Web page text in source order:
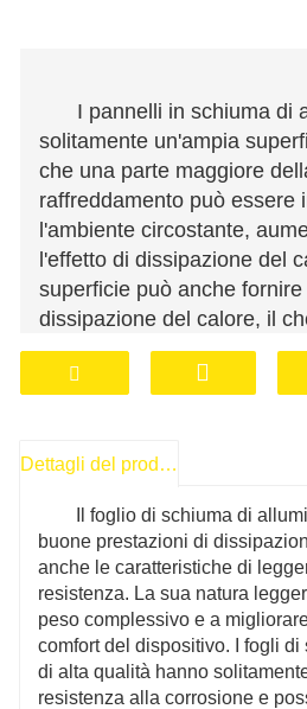
I pannelli in schiuma di
solitamente un'ampia
che una parte maggiore
raffreddamento può essere
l'ambiente circostante,
l'effetto di dissipazione del
superficie può anche
dissipazione del calore, il
conduzione e la
Il foglio di schiuma di
del foglio di alluminio e
dissipazione del calore e a
funzionamento di
Dettagli del prodotto
Il foglio di schiuma di
buone prestazioni di
anche le caratteristiche di
resistenza. La sua natura
peso complessivo e a
comfort del dispositivo. I fogli
di alta qualità hanno
resistenza alla corrosione e